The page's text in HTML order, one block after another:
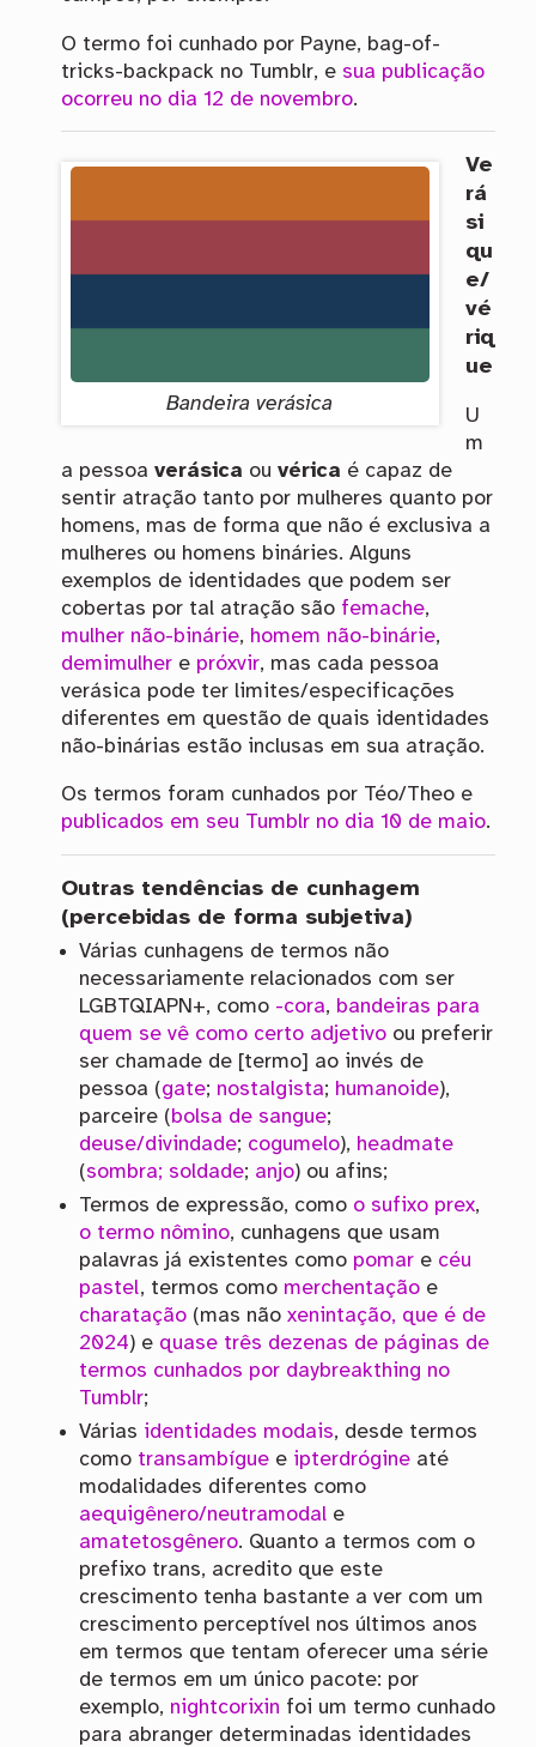
O termo foi cunhado por Payne, bag-of-
tricks-backpack no Tumblr, e sua publicação
ocorreu no dia 12 de novembro.
Bandeira verásica
Ve
rá
si
qu
e/
vé
riq
ue
U
m
a pessoa verásica ou vérica é capaz de
sentir atração tanto por mulheres quanto por
homens, mas de forma que não é exclusiva a
mulheres ou homens bináries. Alguns
exemplos de identidades que podem ser
cobertas por tal atração são femache,
mulher não-binárie, homem não-binárie,
demimulhere próxvir, mas cada pessoa
verásica pode ter limites/especificações
diferentes em questão de quais identidades
não-binárias estão inclusas em sua atração.
Os termos foram cunhados por Téo/Theo e
publicados em seu Tumblr no dia 10 de maio.
Outras tendências de cunhagem
(percebidas de forma subjetiva)
Várias cunhagens de termos não
necessariamente relacionados com ser
LGBTQIAPN+, como -cora, bandeiras para
quem se vê como certo adjetivoou preferir
ser chamade de [termo] ao invés de
pessoa (gate; nostalgista; humanoide),
parceire (bolsa de sangue;
deuse/divindade; cogumelo), headmate
(sombra; soldade; anjo) ou afins;
Termos de expressão, como o sufixo prex,
o termo nômino, cunhagens que usam
palavras já existentes como pomare céu
pastel, termos como merchentaçãoe
charatação(mas não xenintação, que é de
2024) e quase três dezenas de páginas de
termos cunhados por daybreakthing no
Tumblr;
Várias identidades modais, desde termos
como transambíguee ipterdrógineaté
modalidades diferentes como
aequigênero/neutramodale
amatetosgênero. Quanto a termos com o
prefixo trans, acredito que este
crescimento tenha bastante a ver com um
crescimento perceptível nos últimos anos
em termos que tentam oferecer uma série
de termos em um único pacote: por
exemplo, nightcorixin foi um termo cunhado
para abranger determinadas identidades